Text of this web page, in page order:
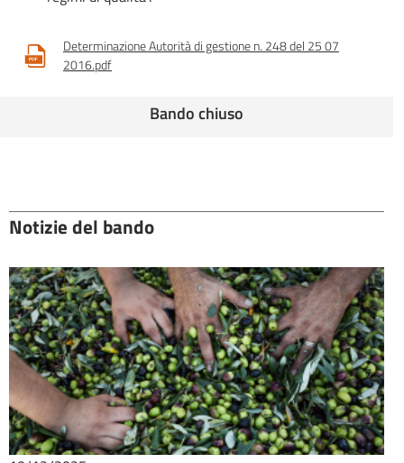
Determinazione Autorità di gestione n. 248 del 25 07
2016.pdf
Bando chiuso
Notizie del bando